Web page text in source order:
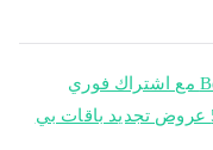
عروض بي ان سبورت الكويت 55404241 عروض تجديد باقات بي